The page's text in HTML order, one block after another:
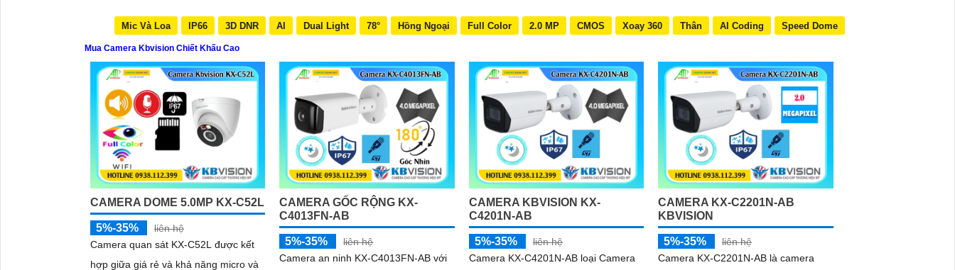
Mic Và Loa IP66 3D DNR AI Dual Light 78° Hồng Ngoại Full Color 2.0 MP CMOS Xoay 360 Thân AI Coding Speed Dome
Mua Camera Kbvision Chiết Khấu Cao
CAMERA DOME 5.0MP KX-C52L
5%-35%
liên hệ
Camera quan sát KX-C52L được kết
hợp giữa giá rẻ và khả năng micro và
CAMERA GỐC RỘNG KX-
C4013FN-AB
5%-35%
liên hệ
Camera an ninh KX-C4013FN-AB với
CAMERA KBVISION KX-
C4201N-AB
5%-35%
liên hệ
Camera KX-C4201N-AB loại Camera
CAMERA KX-C2201N-AB
KBVISION
5%-35%
liên hệ
Camera KX-C2201N-AB là camera